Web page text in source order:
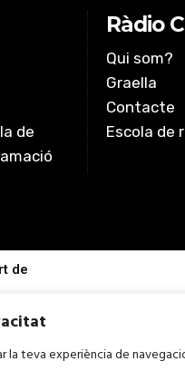
la teva experiència de
de
Ràdio
Qui som?
Graella
Contacte
Escola de
de